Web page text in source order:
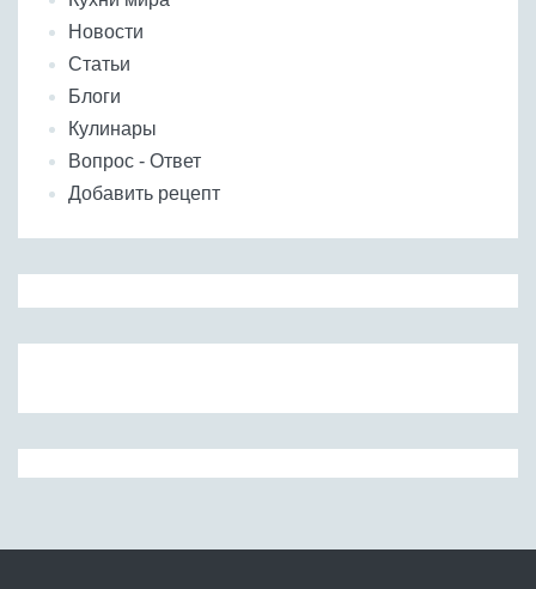
Новости
Статьи
Блоги
Кулинары
Вопрос - Ответ
Добавить рецепт